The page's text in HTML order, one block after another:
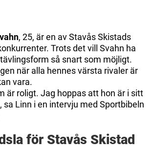
, 25, är en av Stavås Skistads
Trots det vill Svahn ha
så snart som möjligt.
när alla hennes värsta rivaler är
vara.
är roligt. Jag hoppas att hon är i sitt
sa Linn i en intervju med Sportbibeln
för Stavås Skistad